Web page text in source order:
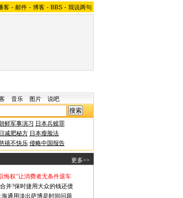
客 - 邮件 - 博客 - BBS - 我说两句
音乐 图片 说吧
鲜军事演习 日本兵赎罪
减肥秘方 日本瘦脸法
禧不快乐 侵略中国报告
更多>>
悔权"让消费者无条件退车
合并?保时捷用大众的钱还债
海通用淡出萨博是时间问题